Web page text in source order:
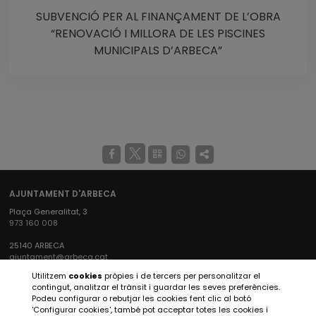
SUBVENCIÓ PER AL FINANÇAMENT DE L’OBRA
“RENOVACIÓ I MILLORA DE LES PISCINES
MUNICIPALS D’ARBECA”
AJUNTAMENT D'ARBECA
Plaça Generalitat, 3
973 160 008
25140 ARBECA
ajuntament@arbeca.cat
XARXES SOCIALS AJUNTAMENT
Utilitzem cookies pròpies i de tercers per personalitzar el
contingut, analitzar el trànsit i guardar les seves preferències.
Podeu configurar o rebutjar les cookies fent clic al botó
'Configurar cookies', també pot acceptar totes les cookies i